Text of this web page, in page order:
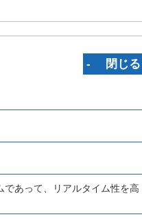
‐ 閉じる
あって、リアルタイム性を高